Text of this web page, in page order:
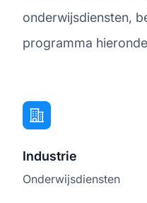
onderwijsdiensten,
programma
Industrie
Onderwijsdiensten